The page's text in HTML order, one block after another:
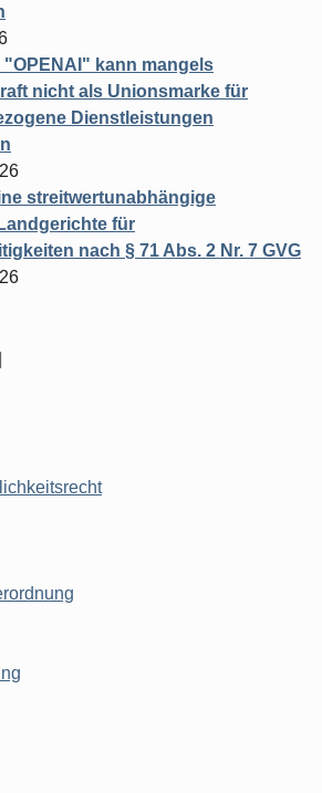
"OPENAI" kann mangels
nicht als Unionsmarke für
Dienstleistungen
streitwertunabhängige
für
nach § 71 Abs. 2 Nr. 7 GVG